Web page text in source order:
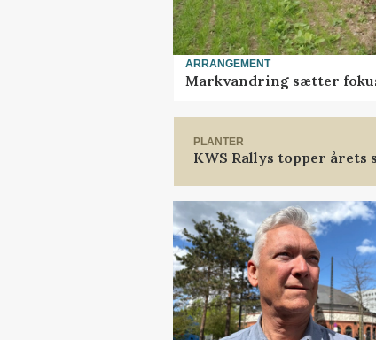
ARRANGEMENT
Markvandring sætter
PLANTER
KWS Rallys topper